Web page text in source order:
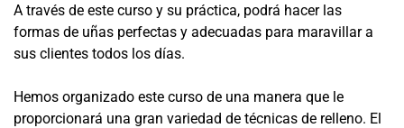
A través de este curso y su práctica, podrá hacer las
formas de uñas perfectas y adecuadas para maravillar a
sus clientes todos los días.
Hemos organizado este curso de una manera que le
proporcionará una gran variedad de técnicas de relleno. El